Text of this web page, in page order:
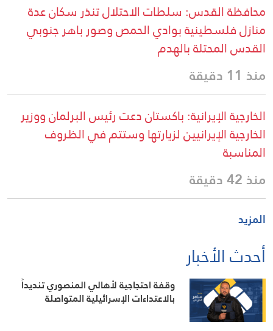
محافظة القدس: سلطات الاحتلال تنذر سكان عدة
منازل فلسطينية بوادي الحمص وصور باهر جنوبي
القدس المحتلة بالهدم
منذ 11 دقيقة
الخارجية الإيرانية: باكستان دعت رئيس البرلمان ووزير
الخارجية الإيرانيين لزيارتها وستتم في الظروف
المناسبة
منذ 42 دقيقة
المزيد
أحدث الأخبار
وقفة احتجاجية لأهالي المنصوري تنديداً
بالاعتداءات الإسرائيلية المتواصلة